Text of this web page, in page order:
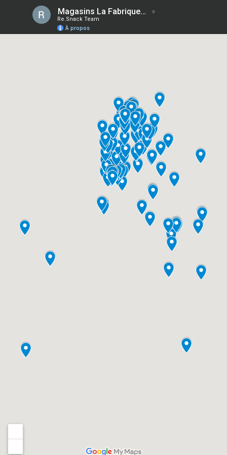
Magasins La Fabrique a Nuage
Re.Snack Team
À propos